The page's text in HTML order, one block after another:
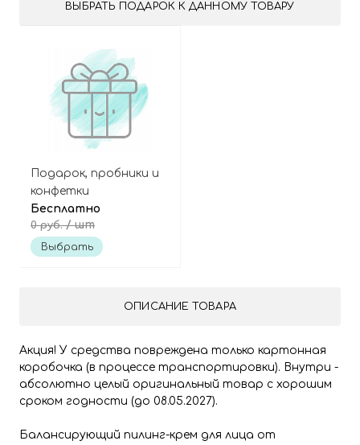
ВЫБРАТЬ ПОДАРОК К ДАННОМУ ТОВАРУ
Подарок, пробники и
конфетки
Бесплатно
0 руб./ шт
Выбрать
ОПИСАНИЕ ТОВАРА
Акция! У средства повреждена только картонная
коробочка (в процессе транспортировки). Внутри -
абсолютно целый оригинальный товар с хорошим
сроком годности (до 08.05.2027).
Балансирующий пилинг-крем для лица от